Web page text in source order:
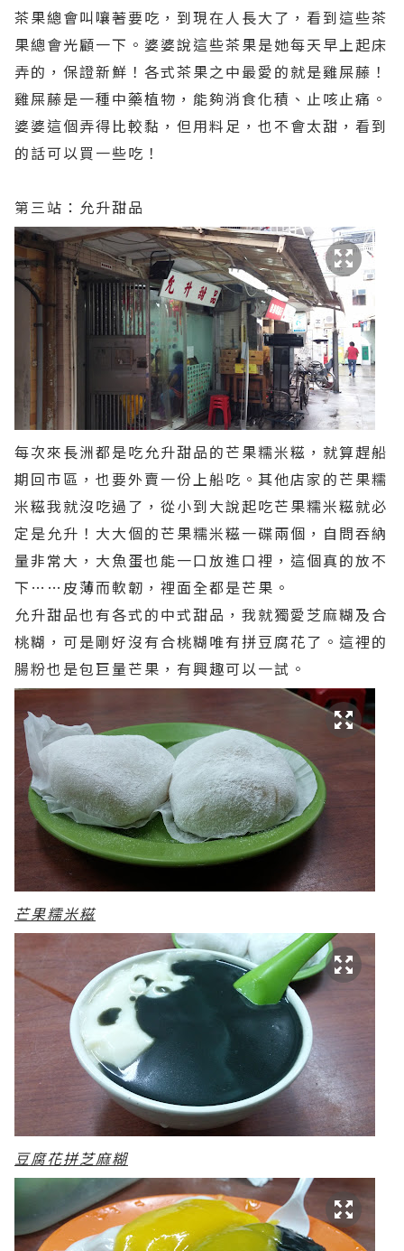
茶果總會叫嚷著要吃，到現在人長大了，看到這些茶
果總會光顧一下。婆婆說這些茶果是她每天早上起床
弄的，保證新鮮！各式茶果之中最愛的就是雞屎藤！
雞屎藤是一種中藥植物，能夠消食化積、止咳止痛。
婆婆這個弄得比較黏，但用料足，也不會太甜，看到
的話可以買一些吃！
第三站：允升甜品
每次來長洲都是吃允升甜品的芒果糯米糍，就算趕船
期回市區，也要外賣一份上船吃。其他店家的芒果糯
米糍我就沒吃過了，從小到大說起吃芒果糯米糍就必
定是允升！大大個的芒果糯米糍一碟兩個，自問吞納
量非常大，大魚蛋也能一口放進口裡，這個真的放不
下……皮薄而軟韌，裡面全都是芒果。
允升甜品也有各式的中式甜品，我就獨愛芝麻糊及合
桃糊，可是剛好沒有合桃糊唯有拼豆腐花了。這裡的
腸粉也是包巨量芒果，有興趣可以一試。
芒果糯米糍
豆腐花拼芝麻糊